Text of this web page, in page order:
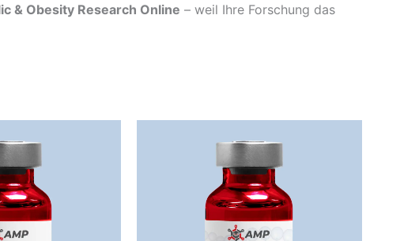
& Obesity Research Online – weil Ihre Forschung das